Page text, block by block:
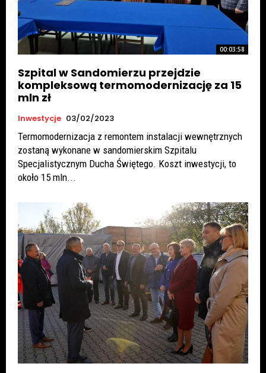
00:03:58
Szpital w Sandomierzu przejdzie
kompleksową termomodernizację za 15
mln zł
Inwestycje 03/02/2023
Termomodernizacja z remontem instalacji wewnętrznych
zostaną wykonane w sandomierskim Szpitalu
Specjalistycznym Ducha Świętego. Koszt inwestycji, to
około 15 mln...